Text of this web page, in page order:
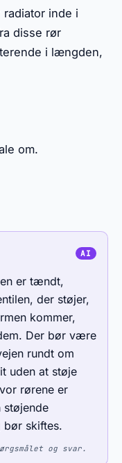
inde i
disse rør
i længden,
om.
er tændt,
der støjer,
kommer,
Der bør være
rundt om
uden at støje
rørene er
skiftes.
og svar.